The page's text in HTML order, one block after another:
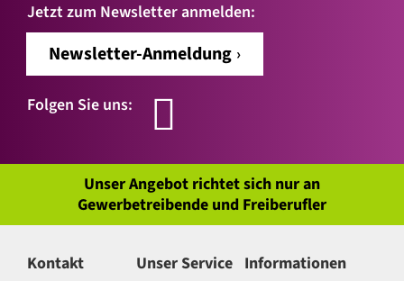
Jetzt zum Newsletter anmelden:
Newsletter-Anmeldung
Folgen Sie uns:
Unser Angebot richtet sich nur an
Gewerbetreibende und Freiberufler
Kontakt Unser Service Informationen